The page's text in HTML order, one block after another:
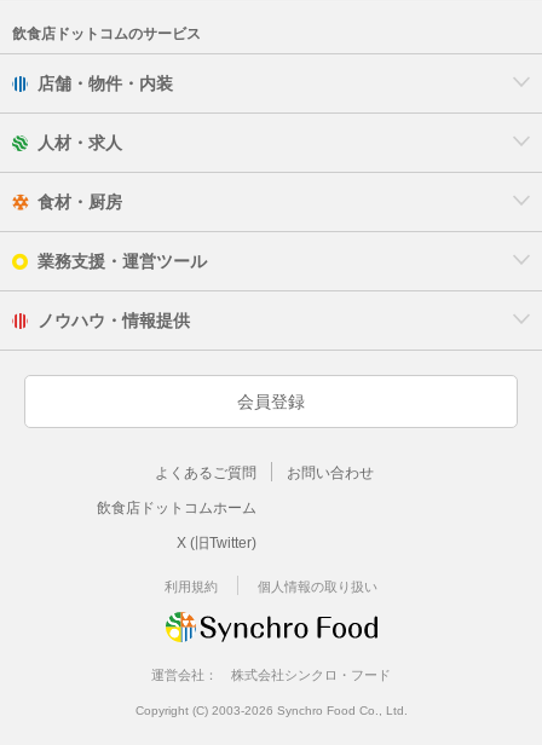
飲食店ドットコムのサービス
店舗・物件・内装
人材・求人
食材・厨房
業務支援・運営ツール
ノウハウ・情報提供
会員登録
よくあるご質問 お問い合わせ
飲食店ドットコムホーム
X (旧Twitter)
利用規約 個人情報の取り扱い
運営会社： 株式会社シンクロ・フード
Copyright (C) 2003-2026 Synchro Food Co., Ltd.